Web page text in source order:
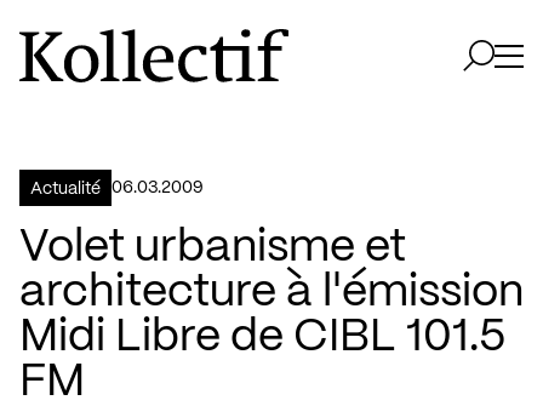
Aller à la page d'accueil
Logo Kollectif
Actualité 06.03.2009
Volet urbanisme et
architecture à l'émission
Midi Libre de CIBL 101.5
FM